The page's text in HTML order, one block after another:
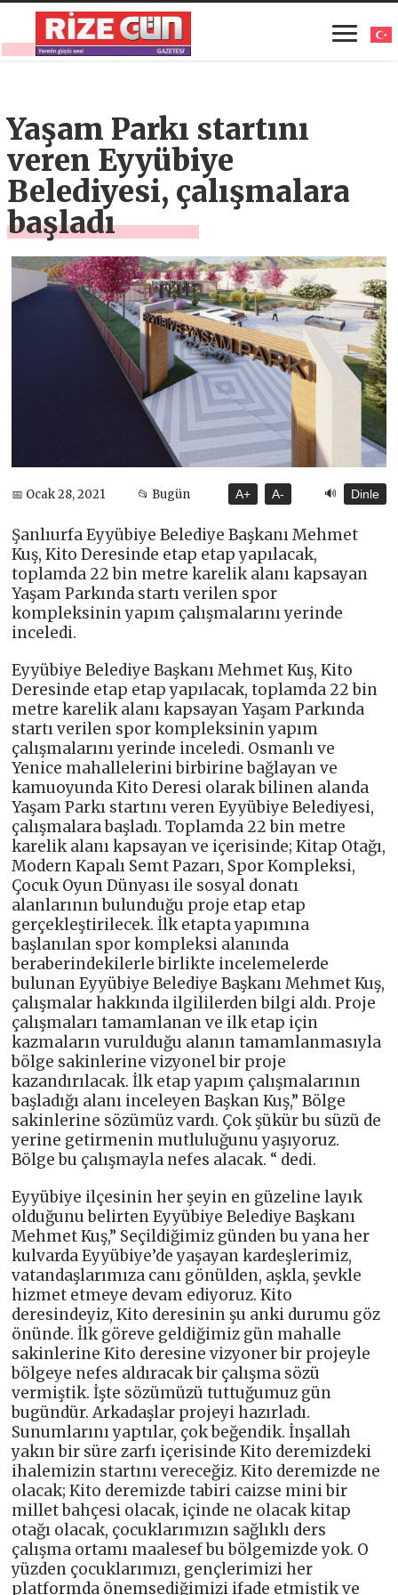
Yaşam Parkı startını
veren Eyyübiye
Belediyesi, çalışmalara
başladı
📅 Ocak 28, 2021 📂 Bugün A+ A- 🔊 Dinle
Şanlıurfa Eyyübiye Belediye Başkanı Mehmet
Kuş, Kito Deresinde etap etap yapılacak,
toplamda 22 bin metre karelik alanı kapsayan
Yaşam Parkında startı verilen spor
kompleksinin yapım çalışmalarını yerinde
inceledi.
Eyyübiye Belediye Başkanı Mehmet Kuş, Kito
Deresinde etap etap yapılacak, toplamda 22 bin
metre karelik alanı kapsayan Yaşam Parkında
startı verilen spor kompleksinin yapım
çalışmalarını yerinde inceledi. Osmanlı ve
Yenice mahallelerini birbirine bağlayan ve
kamuoyunda Kito Deresi olarak bilinen alanda
Yaşam Parkı startını veren Eyyübiye Belediyesi,
çalışmalara başladı. Toplamda 22 bin metre
karelik alanı kapsayan ve içerisinde; Kitap Otağı,
Modern Kapalı Semt Pazarı, Spor Kompleksi,
Çocuk Oyun Dünyası ile sosyal donatı
alanlarının bulunduğu proje etap etap
gerçekleştirilecek. İlk etapta yapımına
başlanılan spor kompleksi alanında
beraberindekilerle birlikte incelemelerde
bulunan Eyyübiye Belediye Başkanı Mehmet Kuş,
çalışmalar hakkında ilgililerden bilgi aldı. Proje
çalışmaları tamamlanan ve ilk etap için
kazmaların vurulduğu alanın tamamlanmasıyla
bölge sakinlerine vizyonel bir proje
kazandırılacak. İlk etap yapım çalışmalarının
başladığı alanı inceleyen Başkan Kuş,” Bölge
sakinlerine sözümüz vardı. Çok şükür bu süzü de
yerine getirmenin mutluluğunu yaşıyoruz.
Bölge bu çalışmayla nefes alacak. “ dedi.
Eyyübiye ilçesinin her şeyin en güzeline layık
olduğunu belirten Eyyübiye Belediye Başkanı
Mehmet Kuş,” Seçildiğimiz günden bu yana her
kulvarda Eyyübiye’de yaşayan kardeşlerimiz,
vatandaşlarımıza canı gönülden, aşkla, şevkle
hizmet etmeye devam ediyoruz. Kito
deresindeyiz, Kito deresinin şu anki durumu göz
önünde. İlk göreve geldiğimiz gün mahalle
sakinlerine Kito deresine vizyoner bir projeyle
bölgeye nefes aldıracak bir çalışma sözü
vermiştik. İşte sözümüzü tuttuğumuz gün
bugündür. Arkadaşlar projeyi hazırladı.
Sunumlarını yaptılar, çok beğendik. İnşallah
yakın bir süre zarfı içerisinde Kito deremizdeki
ihalemizin startını vereceğiz. Kito deremizde ne
olacak; Kito deremizde tabiri caizse mini bir
millet bahçesi olacak, içinde ne olacak kitap
otağı olacak, çocuklarımızın sağlıklı ders
çalışma ortamı maalesef bu bölgemizde yok. O
yüzden çocuklarımızı, gençlerimizi her
platformda önemsediğimizi ifade etmiştik ve